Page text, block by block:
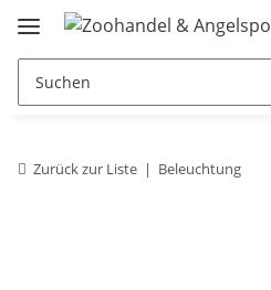
Zurück zur Liste Beleuchtung